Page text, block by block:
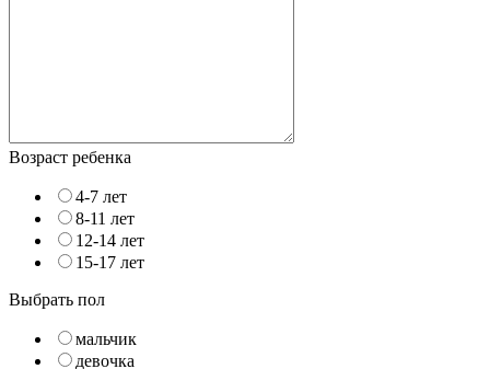
Возраст ребенка
4-7 лет
8-11 лет
12-14 лет
15-17 лет
Выбрать пол
мальчик
девочка